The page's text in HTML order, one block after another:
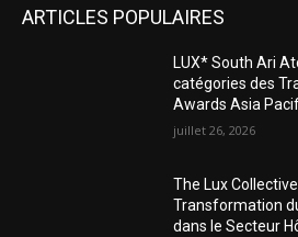
ARTICLES POPULAIRES
LUX* South Ari
catégories des
Awards Asia
juillet 26, 2026
The Lux
Transformation
dans le Secteur